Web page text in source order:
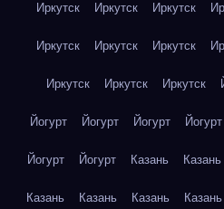
Иркутск Иркутск Иркутск
Иркутск Иркутск Иркутск
Иркутск Иркутск Иркутск
Йогурт Йогурт Йогурт Йогурт
Йогурт Йогурт Казань Казань
Казань Казань Казань Казань